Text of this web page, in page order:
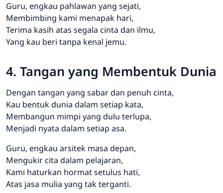
Guru, engkau pahlawan yang sejati,
Membimbing kami menapak hari,
Terima kasih atas segala cinta dan ilmu,
Yang kau beri tanpa kenal jemu.
4. Tangan yang Membentuk Dunia
Dengan tangan yang sabar dan penuh cinta,
Kau bentuk dunia dalam setiap kata,
Membangun mimpi yang dulu terlupa,
Menjadi nyata dalam setiap asa.
Guru, engkau arsitek masa depan,
Mengukir cita dalam pelajaran,
Kami haturkan hormat setulus hati,
Atas jasa mulia yang tak terganti.